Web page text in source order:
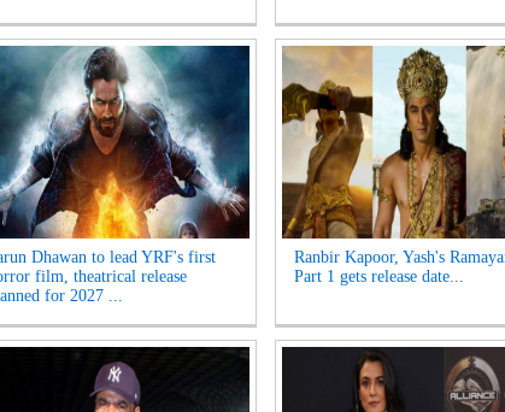
Dhawan to lead YRF's first
film, theatrical release
for 2027 ...
Ranbir Kapoor, Yash's
Part 1 gets release date...